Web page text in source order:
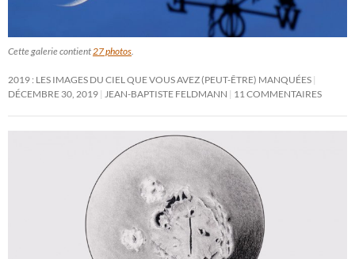
Cette galerie contient 27 photos
2019 : LES IMAGES DU CIEL QUE VOUS AVEZ (PEUT-ÊTRE) MANQUÉES
DÉCEMBRE 30, 2019
JEAN-BAPTISTE FELDMANN 11 COMMENTAIRES